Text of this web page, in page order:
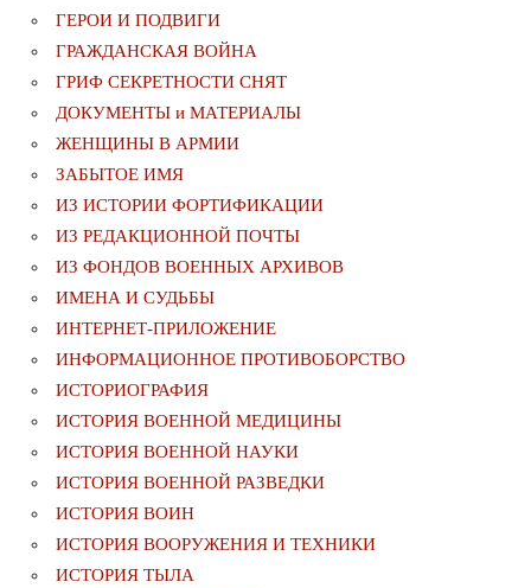
ГЕРОИ И ПОДВИГИ
ГРАЖДАНСКАЯ ВОЙНА
ГРИФ СЕКРЕТНОСТИ СНЯТ
ДОКУМЕНТЫ и МАТЕРИАЛЫ
ЖЕНЩИНЫ В АРМИИ
ЗАБЫТОЕ ИМЯ
ИЗ ИСТОРИИ ФОРТИФИКАЦИИ
ИЗ РЕДАКЦИОННОЙ ПОЧТЫ
ИЗ ФОНДОВ ВОЕННЫХ АРХИВОВ
ИМЕНА И СУДЬБЫ
ИНТЕРНЕТ-ПРИЛОЖЕНИЕ
ИНФОРМАЦИОННОЕ ПРОТИВОБОРСТВО
ИСТОРИОГРАФИЯ
ИСТОРИЯ ВОЕННОЙ МЕДИЦИНЫ
ИСТОРИЯ ВОЕННОЙ НАУКИ
ИСТОРИЯ ВОЕННОЙ РАЗВЕДКИ
ИСТОРИЯ ВОИН
ИСТОРИЯ ВООРУЖЕНИЯ И ТЕХНИКИ
ИСТОРИЯ ТЫЛА